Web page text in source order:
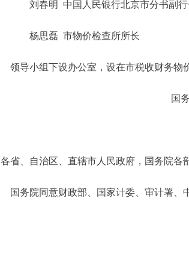
刘春明 中国人民银行北京市分书副行
杨思磊 市物价检查所所长
领导小组下设办公室，设在市税收财务物
国
各省、自治区、直辖市人民政府，国务院各
国务院同意财政部、国家计委、审计署、